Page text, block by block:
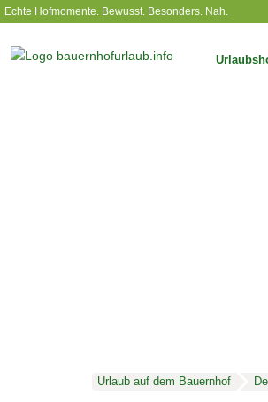
Echte Hofmomente. Bewusst. Besonders. Nah.
Urlaub auf dem Bauernhof